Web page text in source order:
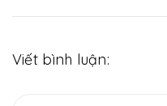
Viết bình luận: